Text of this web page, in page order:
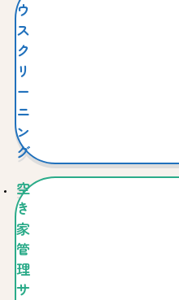
ウ
ス
ク
リ
ー
ニ
ン
グ
空
き
家
管
理
サ